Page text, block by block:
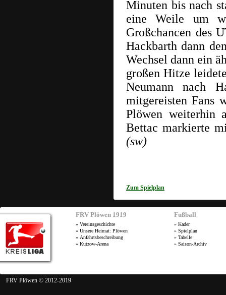
Minuten bis nach
eine Weile um
Großchancen des
Hackbarth dann
Wechsel dann ein
großen Hitze
Neumann nach
mitgereisten Fans
Plöwen weiterhin
Bettac markierte
(sw)
Zum Spielplan
FRV Plöwen 1919
» Vereinsgeschichte
» Unsere Heimat: Plöwen
» Anfahrtsbeschreibung
» Kutzow-Arena
Fußball
» Kader
» Spielplan
» Tabelle
» Saison-Archiv
FRV Plöwen © 2012-2019